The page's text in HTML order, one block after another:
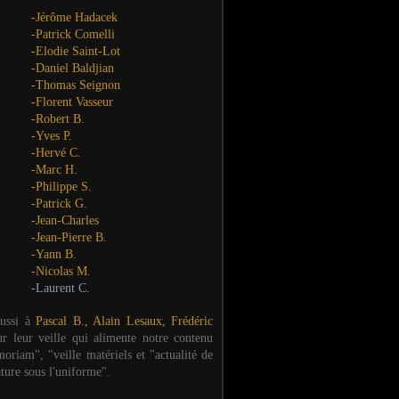
-Jérôme Hadacek
-Patrick Comelli
-Elodie Saint-Lot
-Daniel Baldjian
-Thomas Seignon
-Florent Vasseur
-Robert B.
-Yves P.
-Hervé C.
-Marc H.
-Philippe S.
-Patrick G.
-Jean-Charles
-Jean-Pierre B.
-Yann B.
-Nicolas M.
-Laurent C.
àPascal B., Alain Lesaux, Frédéric
leur veille qui alimente notre contenu
"veille matériels et "actualité de
sous l'uniforme".